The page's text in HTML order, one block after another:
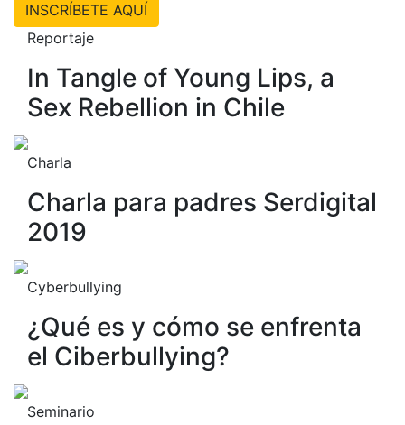
INSCRÍBETE AQUÍ
Reportaje
In Tangle of Young Lips, a
Sex Rebellion in Chile
Charla
Charla para padres Serdigital
2019
Cyberbullying
¿Qué es y cómo se enfrenta
el Ciberbullying?
Seminario